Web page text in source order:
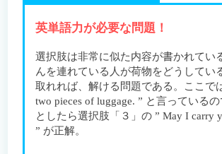
英単語力が必要な問題！
選択肢は非常に似た内容が書かれてい
んを連れている人が荷物をどうしてい
取れれば、解ける問題である。ここで
two pieces of luggage. ” と言っている
としたら選択肢「３」の ” May I carry
” が正解。